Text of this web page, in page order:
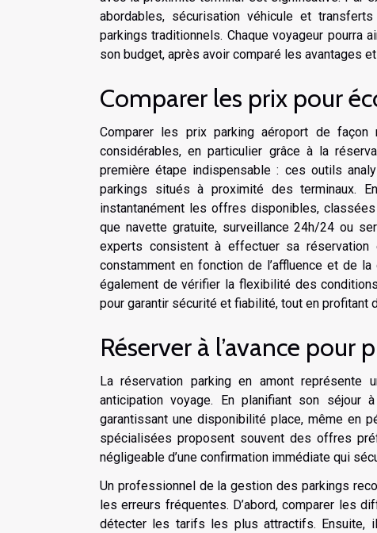
abordables, sécurisation véhicule et
parkings traditionnels. Chaque voyageur
son budget, après avoir comparé les avantages
Comparer les prix pour
Comparer les prix parking aéroport de façon
considérables, en particulier grâce à la
première étape indispensable : ces outils
parkings situés à proximité des terminaux.
instantanément les offres disponibles,
que navette gratuite, surveillance 24h/24 ou
experts consistent à effectuer sa réservation
constamment en fonction de l’affluence et de
également de vérifier la flexibilité des
pour garantir sécurité et fiabilité, tout en
Réserver à l’avance pour
La réservation parking en amont représente
anticipation voyage. En planifiant son séjour
garantissant une disponibilité place, même en
spécialisées proposent souvent des offres
négligeable d’une confirmation immédiate qui
Un professionnel de la gestion des parkings
les erreurs fréquentes. D’abord, comparer les
détecter les tarifs les plus attractifs. Ensuite,